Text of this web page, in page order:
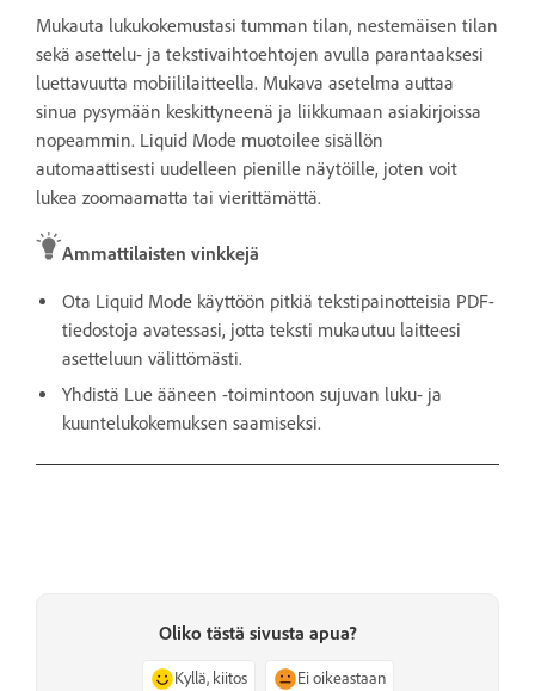
Mukauta lukukokemustasi tumman tilan, nestemäisen tilan
sekä asettelu- ja tekstivaihtoehtojen avulla parantaaksesi
luettavuutta mobiililaitteella. Mukava asetelma auttaa
sinua pysymään keskittyneenä ja liikkumaan asiakirjoissa
nopeammin. Liquid Mode muotoilee sisällön
automaattisesti uudelleen pienille näytöille, joten voit
lukea zoomaamatta tai vierittämättä.
Ammattilaisten vinkkejä
Ota Liquid Mode käyttöön pitkiä tekstipainotteisia PDF-
tiedostoja avatessasi, jotta teksti mukautuu laitteesi
asetteluun välittömästi.
Yhdistä Lue ääneen -toimintoon sujuvan luku- ja
kuuntelukokemuksen saamiseksi.
Oliko tästä sivusta apua?
Kyllä, kiitos Ei oikeastaan